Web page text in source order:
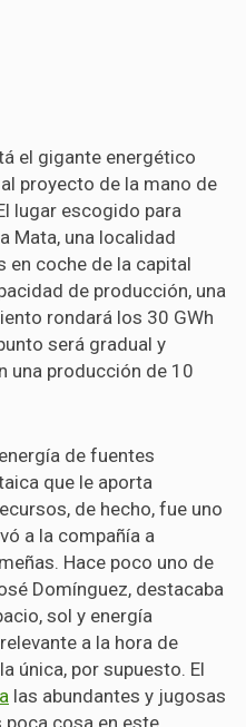
el gigante energético
proyecto de la mano de
lugar escogido para
Mata, una localidad
en coche de la capital
de producción, una
rondará los 30 GWh
será gradual y
una producción de 10
de fuentes
que le aporta
de hecho, fue uno
a la compañía a
Hace poco uno de
Domínguez, destacaba
sol y energía
a la hora de
única, por supuesto. El
las abundantes y jugosas
poca cosa en este